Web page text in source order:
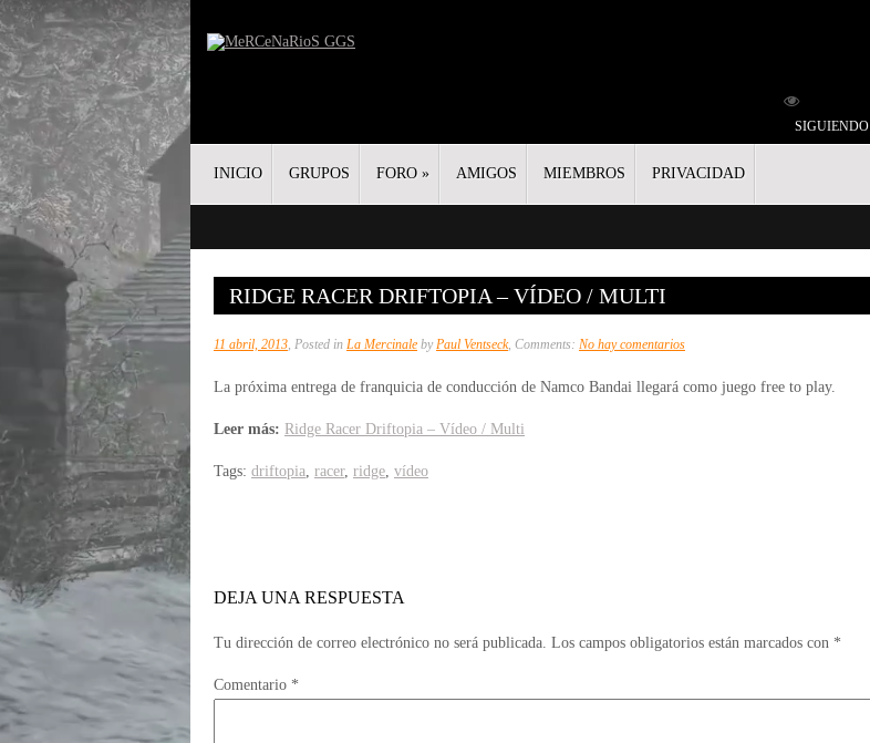
SIGUIENDO
INICIO GRUPOS FORO » AMIGOS MIEMBROS PRIVACIDAD
RIDGE RACER DRIFTOPIA – VÍDEO / MULTI
11 abril, 2013, Posted in La Mercinale byPaul Ventseck, Comments: No hay comentariosen
Racer
La próxima entrega de franquicia de conducción de Namco Bandai llegará como juego free to play.
Leer más: Ridge Racer Driftopia – Vídeo / Multi
Tags: driftopia, racer, ridge, vídeo
DEJA UNA RESPUESTA
Tu dirección de correo electrónico no será publicada. Los campos obligatorios están marcados con *
Comentario *